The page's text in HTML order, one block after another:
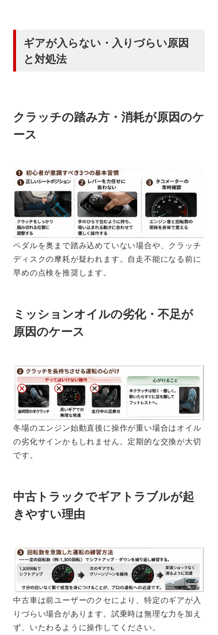
ギアが入らない・入りづらい原因
と対処法
クラッチの踏み方・消耗が原因のケ
ース
ペダルを奥まで踏み込めていない場合や、クラッチ
ディスクの摩耗が疑われます。自走不能になる前に
早めの点検を推奨します。
ミッションオイルの劣化・不足が
原因のケース
冬場のエンジン始動直後に操作が重い場合はオイル
の劣化サインかもしれません。定期的な交換が大切
です。
中古トラックでギアトラブルが起
きやすい理由
中古車は前ユーザーのクセにより、特定のギアが入
りづらい場合があります。試乗時は無理な力を加え
ず、いたわるように操作してください。